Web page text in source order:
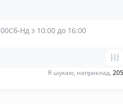
Сб-Нд з 10:00 до 16:00
Я шукаю, наприклад,